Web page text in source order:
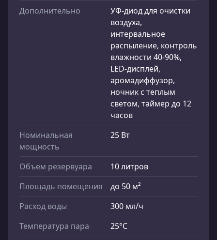
Дополнительно
УФ-диод для очистки
воздуха,
интервальное
распыление, контроль
влажности 40-90%,
LED-дисплей,
аромадиффузор,
ночник с теплым
светом, таймер до 12
часов
Номинальная
мощность
25 Вт
Объем резервуара
10 литров
Площадь помещения
до 50 м²
Расход воды
300 мл/ч
Температура пара
25°С